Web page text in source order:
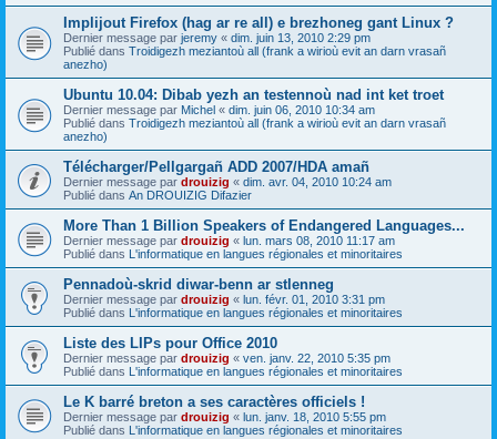
Implijout Firefox (hag ar re all) e brezhoneg gant Linux ?
Dernier message par jeremy « dim. juin 13, 2010 2:29 pm
Publié dans Troidigezh meziantoù all (frank a wirioù evit an darn vrasañ
anezho)
Ubuntu 10.04: Dibab yezh an testennoù nad int ket troet
Dernier message par Michel « dim. juin 06, 2010 10:34 am
Publié dans Troidigezh meziantoù all (frank a wirioù evit an darn vrasañ
anezho)
Télécharger/Pellgargañ ADD 2007/HDA amañ
Dernier message par drouizig « dim. avr. 04, 2010 10:24 am
Publié dans An DROUIZIG Difazier
More Than 1 Billion Speakers of Endangered Languages...
Dernier message par drouizig « lun. mars 08, 2010 11:17 am
Publié dans L'informatique en langues régionales et minoritaires
Pennadoù-skrid diwar-benn ar stlenneg
Dernier message par drouizig « lun. févr. 01, 2010 3:31 pm
Publié dans L'informatique en langues régionales et minoritaires
Liste des LIPs pour Office 2010
Dernier message par drouizig « ven. janv. 22, 2010 5:35 pm
Publié dans L'informatique en langues régionales et minoritaires
Le K barré breton a ses caractères officiels !
Dernier message par drouizig « lun. janv. 18, 2010 5:55 pm
Publié dans L'informatique en langues régionales et minoritaires